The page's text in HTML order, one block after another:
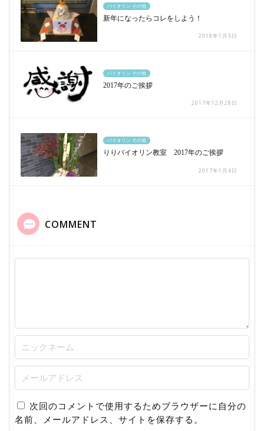
バイオリン その他
新年になったらコレをしよう！
2018年1月5日
バイオリン その他
2017年のご挨拶
2017年12月28日
バイオリン その他
りりバイオリン教室 2017年のご挨拶
2017年1月4日
COMMENT
次回のコメントで使用するためブラウザーに自分の
名前、メールアドレス、サイトを保存する。